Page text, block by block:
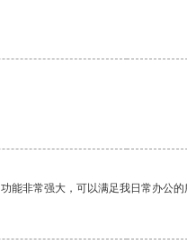
非常强大，可以满足我日常办公